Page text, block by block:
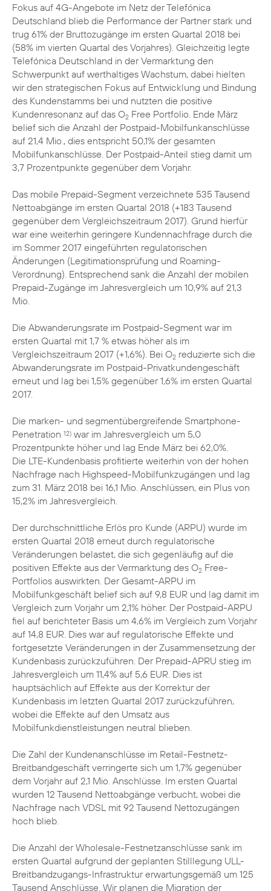
Fokus auf 4G-Angebote im Netz der Telefónica
Deutschland blieb die Performance der Partner stark und
trug 61% der Bruttozugänge im ersten Quartal 2018 bei
(58% im vierten Quartal des Vorjahres). Gleichzeitig legte
Telefónica Deutschland in der Vermarktung den
Schwerpunkt auf werthaltiges Wachstum, dabei hielten
wir den strategischen Fokus auf Entwicklung und Bindung
des Kundenstamms bei und nutzten die positive
Kundenresonanz auf das O2 Free Portfolio. Ende März
belief sich die Anzahl der Postpaid-Mobilfunkanschlüsse
auf 21,4 Mio., dies entspricht 50,1% der gesamten
Mobilfunkanschlüsse. Der Postpaid-Anteil stieg damit um
3,7 Prozentpunkte gegenüber dem Vorjahr.
Das mobile Prepaid-Segment verzeichnete 535 Tausend
Nettoabgänge im ersten Quartal 2018 (+183 Tausend
gegenüber dem Vergleichszeitraum 2017). Grund hierfür
war eine weiterhin geringere Kundennachfrage durch die
im Sommer 2017 eingeführten regulatorischen
Änderungen (Legitimationsprüfung und Roaming-
Verordnung). Entsprechend sank die Anzahl der mobilen
Prepaid-Zugänge im Jahresvergleich um 10,9% auf 21,3
Mio.
Die Abwanderungsrate im Postpaid-Segment war im
ersten Quartal mit 1,7 % etwas höher als im
Vergleichszeitraum 2017 (+1,6%). Bei O2 reduzierte sich die
Abwanderungsrate im Postpaid-Privatkundengeschäft
erneut und lag bei 1,5% gegenüber 1,6% im ersten Quartal
2017.
Die marken- und segmentübergreifende Smartphone-
Penetration 12) war im Jahresvergleich um 5,0
Prozentpunkte höher und lag Ende März bei 62,0%.
Die LTE-Kundenbasis profitierte weiterhin von der hohen
Nachfrage nach Highspeed-Mobilfunkzugängen und lag
zum 31. März 2018 bei 16,1 Mio. Anschlüssen, ein Plus von
15,2% im Jahresvergleich.
Der durchschnittliche Erlös pro Kunde (ARPU) wurde im
ersten Quartal 2018 erneut durch regulatorische
Veränderungen belastet, die sich gegenläufig auf die
positiven Effekte aus der Vermarktung des O2 Free-
Portfolios auswirkten. Der Gesamt-ARPU im
Mobilfunkgeschäft belief sich auf 9,8 EUR und lag damit im
Vergleich zum Vorjahr um 2,1% höher. Der Postpaid-ARPU
fiel auf berichteter Basis um 4,6% im Vergleich zum Vorjahr
auf 14,8 EUR. Dies war auf regulatorische Effekte und
fortgesetzte Veränderungen in der Zusammensetzung der
Kundenbasis zurückzuführen. Der Prepaid-APRU stieg im
Jahresvergleich um 11,4% auf 5,6 EUR. Dies ist
hauptsächlich auf Effekte aus der Korrektur der
Kundenbasis im letzten Quartal 2017 zurückzuführen,
wobei die Effekte auf den Umsatz aus
Mobilfunkdienstleistungen neutral blieben.
Die Zahl der Kundenanschlüsse im Retail-Festnetz-
Breitbandgeschäft verringerte sich um 1,7% gegenüber
dem Vorjahr auf 2,1 Mio. Anschlüsse. Im ersten Quartal
wurden 12 Tausend Nettoabgänge verbucht, wobei die
Nachfrage nach VDSL mit 92 Tausend Nettozugängen
hoch blieb.
Die Anzahl der Wholesale-Festnetzanschlüsse sank im
ersten Quartal aufgrund der geplanten Stilllegung ULL-
Breitbandzugangs-Infrastruktur erwartungsgemäß um 125
Tausend Anschlüsse. Wir planen die Migration der